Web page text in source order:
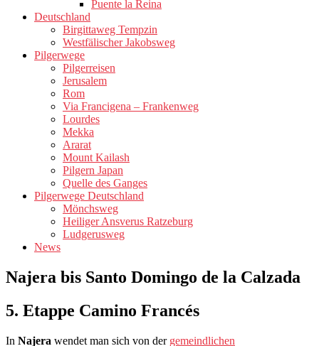
Puente la Reina
Deutschland
Birgittaweg Tempzin
Westfälischer Jakobsweg
Pilgerwege
Pilgerreisen
Jerusalem
Rom
Via Francigena – Frankenweg
Lourdes
Mekka
Ararat
Mount Kailash
Pilgern Japan
Quelle des Ganges
Pilgerwege Deutschland
Mönchsweg
Heiliger Ansverus Ratzeburg
Ludgerusweg
News
Najera bis Santo Domingo de la Calzada
5. Etappe Camino Francés
In Najera wendet man sich von der gemeindlichen